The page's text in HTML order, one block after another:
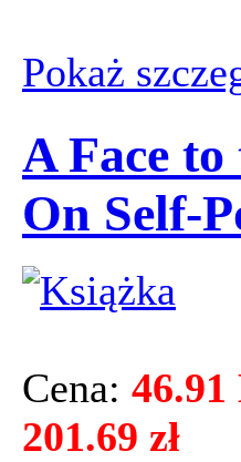
Pokaż
A Face
On Self-
Cena:
201.69 zł